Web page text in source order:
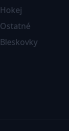
Hokej
Ostatné
Bleskovky